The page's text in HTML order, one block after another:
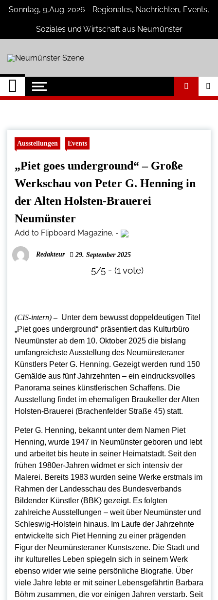
SkipSonntag, 9,Aug. 2026 - Regionales, Nachrichten, Events,
Soziales und Wirtschaft aus Neumünster
Neumünster Szene
Neuigkeiten und Nachrichten aus
Neumünster und Umgebung
Ausstellungen Events
„Piet goes underground“ – Große
Werkschau von Peter G. Henning in
der Alten Holsten-Brauerei
Neumünster
Add to Flipboard Magazine. -
Redakteur 29. September 2025
5/5 - (1 vote)
(CIS-intern) – Unter dem bewusst doppeldeutigen Titel
„Piet goes underground“ präsentiert das Kulturbüro
Neumünster ab dem 10. Oktober 2025 die bislang
umfangreichste Ausstellung des Neumünsteraner
Künstlers Peter G. Henning. Gezeigt werden rund 150
Gemälde aus fünf Jahrzehnten – ein eindrucksvolles
Panorama seines künstlerischen Schaffens. Die
Ausstellung findet im ehemaligen Braukeller der Alten
Holsten-Brauerei (Brachenfelder Straße 45) statt.
Peter G. Henning, bekannt unter dem Namen Piet
Henning, wurde 1947 in Neumünster geboren und lebt
und arbeitet bis heute in seiner Heimatstadt. Seit den
frühen 1980er-Jahren widmet er sich intensiv der
Malerei. Bereits 1983 wurden seine Werke erstmals im
Rahmen der Landesschau des Bundesverbands
Bildender Künstler (BBK) gezeigt. Es folgten
zahlreiche Ausstellungen – weit über Neumünster und
Schleswig-Holstein hinaus. Im Laufe der Jahrzehnte
entwickelte sich Piet Henning zu einer prägenden
Figur der Neumünsteraner Kunstszene. Die Stadt und
ihr kulturelles Leben spiegeln sich in seinem Werk
ebenso wider wie seine persönliche Biografie. Über
viele Jahre lebte er mit seiner Lebensgefährtin Barbara
Böhm zusammen, die vor einigen Jahren verstarb. Seit